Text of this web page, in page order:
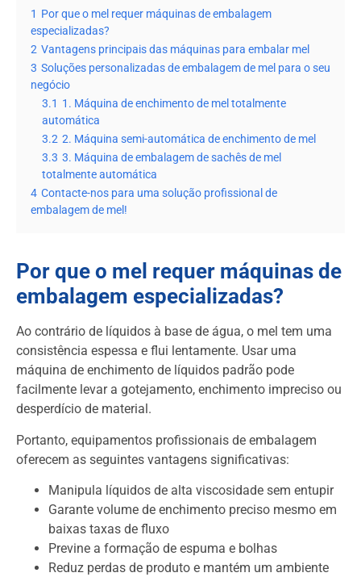
1 Por que o mel requer máquinas de embalagem
especializadas?
2 Vantagens principais das máquinas para embalar mel
3 Soluções personalizadas de embalagem de mel para o seu
negócio
3.1 1. Máquina de enchimento de mel totalmente
automática
3.2 2. Máquina semi-automática de enchimento de mel
3.3 3. Máquina de embalagem de sachês de mel
totalmente automática
4 Contacte-nos para uma solução profissional de
embalagem de mel!
Por que o mel requer máquinas de
embalagem especializadas?
Ao contrário de líquidos à base de água, o mel tem uma
consistência espessa e flui lentamente. Usar uma
máquina de enchimento de líquidos padrão pode
facilmente levar a gotejamento, enchimento impreciso ou
desperdício de material.
Portanto, equipamentos profissionais de embalagem
oferecem as seguintes vantagens significativas:
Manipula líquidos de alta viscosidade sem entupir
Garante volume de enchimento preciso mesmo em
baixas taxas de fluxo
Previne a formação de espuma e bolhas
Reduz perdas de produto e mantém um ambiente